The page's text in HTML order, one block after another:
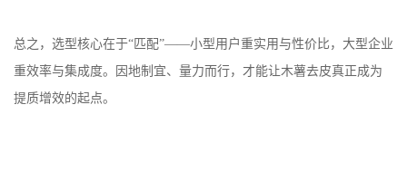
总之，选型核心在于“匹配”——小型用户重实用与性价比，大型企业
重效率与集成度。因地制宜、量力而行，才能让木薯去皮真正成为
提质增效的起点。